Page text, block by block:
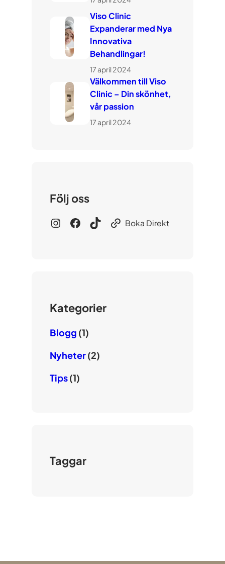
Viso Clinic
Expanderar med Nya
Innovativa
Behandlingar!
17 april 2024
Välkommen till Viso
Clinic – Din skönhet,
vår passion
17 april 2024
Följ oss
Boka Direkt
Kategorier
Blogg (1)
Nyheter(2)
Tips(1)
Taggar